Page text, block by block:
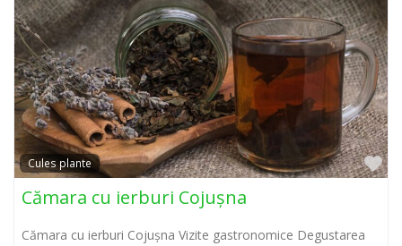
Cules plante
Сămara cu ierburi Cojușna
Сămara cu ierburi Cojușna Vizite gastronomice Degustarea